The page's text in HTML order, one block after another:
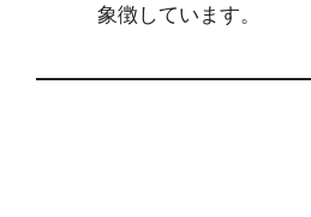
象徴しています。